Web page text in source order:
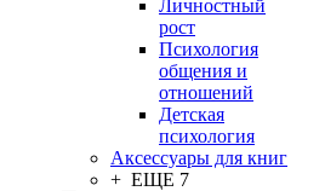
Личностный
рост
Психология
общения и
отношений
Детская
психология
Аксессуары для книг
+ ЕЩЕ 7